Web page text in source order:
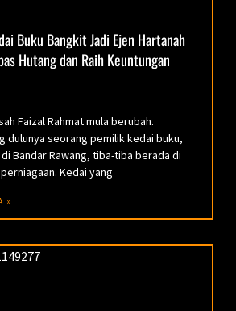
Buku Bangkit Jadi Ejen Hartanah
Hutang dan Raih Keuntungan
Faizal Rahmat mula berubah.
dulunya seorang pemilik kedai buku,
Bandar Rawang, tiba-tiba berada di
Kedai yang
»